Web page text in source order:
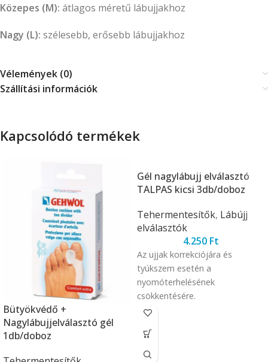
Közepes (M): átlagos méretű lábujjakhoz
Nagy (L): szélesebb, erősebb lábujjakhoz
Vélemények (0)
Szállítási információk
Kapcsolódó termékek
Bütyökvédő +
Nagylábujjelválasztó gél
1db/doboz
Gél nagylábujj elválasztó
TALPAS kicsi 3db/doboz
Tehermentesítők, Lábújj
elválasztók
4.250 Ft
Az ujjak korrekciójára és
tyúkszem esetén a
nyomóterhelésének
csökkentésére.